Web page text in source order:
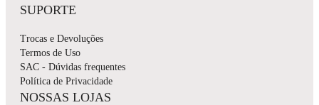
SUPORTE
Trocas e Devoluções
Termos de Uso
SAC - Dúvidas frequentes
Política de Privacidade
NOSSAS LOJAS